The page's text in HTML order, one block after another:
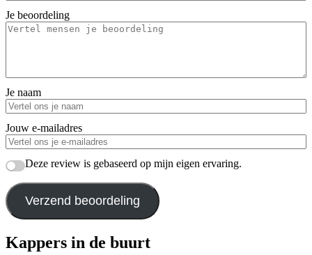
Je beoordeling
Je naam
Jouw e-mailadres
Deze review is gebaseerd op mijn eigen ervaring.
Verzend beoordeling
Kappers in de buurt